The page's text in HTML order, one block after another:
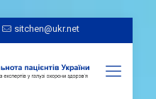
sitchen@ukr.net